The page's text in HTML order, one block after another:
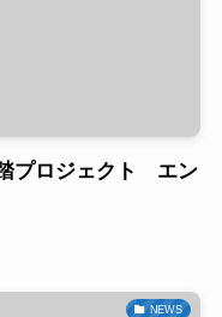
プロジェクト エン
NEWS